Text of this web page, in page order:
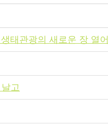
태관광의 새로운 장 열어
고